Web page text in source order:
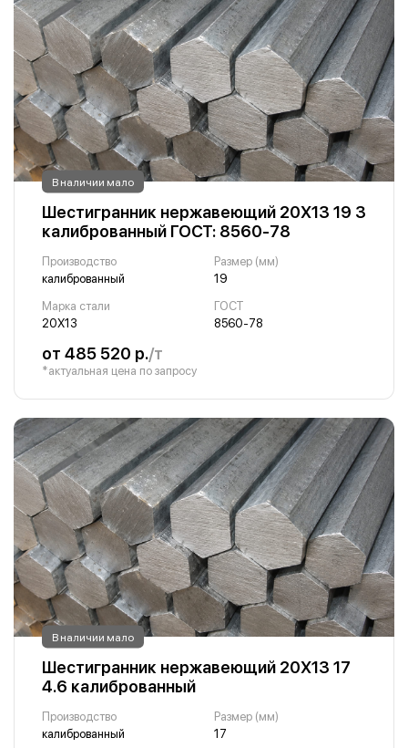
В наличии мало
Шестигранник нержавеющий 20Х13 19 3
калиброванный ГОСТ: 8560-78
Производство
калиброванный
Размер (мм)
19
Марка стали
20Х13
ГОСТ
8560-78
от 485 520 р./т
*актуальная цена по запросу
В наличии мало
Шестигранник нержавеющий 20Х13 17
4.6 калиброванный
Производство
калиброванный
Размер (мм)
17